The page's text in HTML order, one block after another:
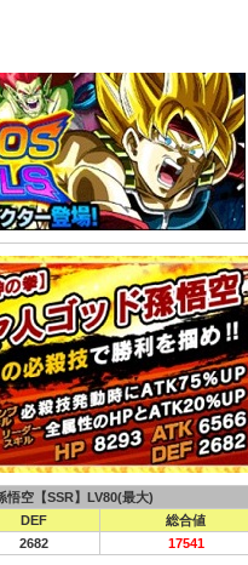
悟空【SSR】LV80(最大)
DEF
総合値
2682 17541